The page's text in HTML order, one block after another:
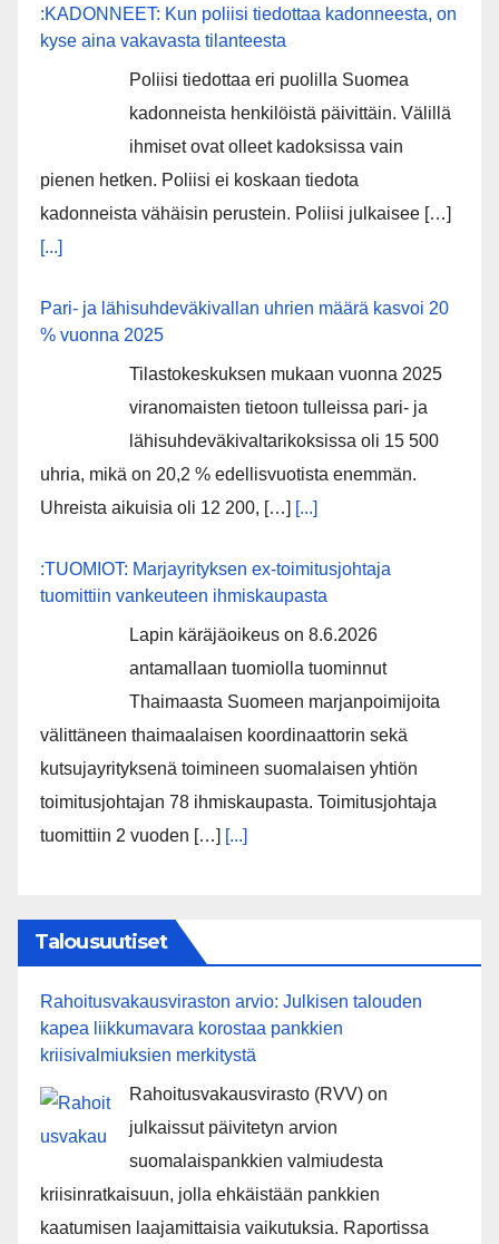
:KADONNEET: Kun poliisi tiedottaa kadonneesta, on
kyse aina vakavasta tilanteesta
Poliisi tiedottaa eri puolilla Suomea
kadonneista henkilöistä päivittäin. Välillä
ihmiset ovat olleet kadoksissa vain
pienen hetken. Poliisi ei koskaan tiedota
kadonneista vähäisin perustein. Poliisi julkaisee […]
[...]
Pari- ja lähisuhdeväkivallan uhrien määrä kasvoi 20
% vuonna 2025
Tilastokeskuksen mukaan vuonna 2025
viranomaisten tietoon tulleissa pari- ja
lähisuhdeväkivaltarikoksissa oli 15 500
uhria, mikä on 20,2 % edellisvuotista enemmän.
Uhreista aikuisia oli 12 200, […] [...]
:TUOMIOT: Marjayrityksen ex-toimitusjohtaja
tuomittiin vankeuteen ihmiskaupasta
Lapin käräjäoikeus on 8.6.2026
antamallaan tuomiolla tuominnut
Thaimaasta Suomeen marjanpoimijoita
välittäneen thaimaalaisen koordinaattorin sekä
kutsujayrityksenä toimineen suomalaisen yhtiön
toimitusjohtajan 78 ihmiskaupasta. Toimitusjohtaja
tuomittiin 2 vuoden […] [...]
Talousuutiset
Rahoitusvakausviraston arvio: Julkisen talouden
kapea liikkumavara korostaa pankkien
kriisivalmiuksien merkitystä
Rahoitusvakausvirasto (RVV) on
julkaissut päivitetyn arvion
suomalaispankkien valmiudesta
kriisinratkaisuun, jolla ehkäistään pankkien
kaatumisen laajamittaisia vaikutuksia. Raportissa